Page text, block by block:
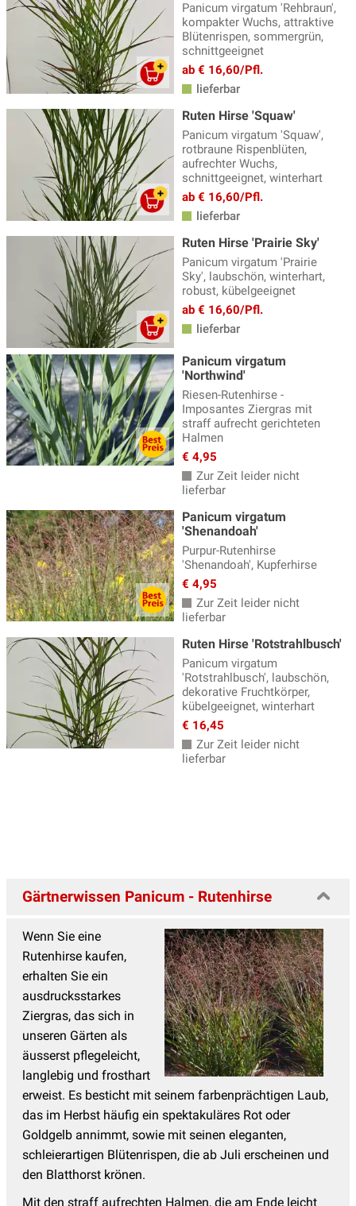
Panicum virgatum 'Rehbraun',
kompakter Wuchs, attraktive
Blütenrispen, sommergrün,
schnittgeeignet
ab € 16,60/Pfl.
lieferbar
Ruten Hirse 'Squaw'
Panicum virgatum 'Squaw',
rotbraune Rispenblüten,
aufrechter Wuchs,
schnittgeeignet, winterhart
ab € 16,60/Pfl.
lieferbar
Ruten Hirse 'Prairie Sky'
Panicum virgatum 'Prairie
Sky', laubschön, winterhart,
robust, kübelgeeignet
ab € 16,60/Pfl.
lieferbar
Panicum virgatum
'Northwind'
Riesen-Rutenhirse -
Imposantes Ziergras mit
straff aufrecht gerichteten
Halmen
€ 4,95
Zur Zeit leider nicht
lieferbar
Panicum virgatum
'Shenandoah'
Purpur-Rutenhirse
'Shenandoah', Kupferhirse
€ 4,95
Zur Zeit leider nicht
lieferbar
Ruten Hirse 'Rotstrahlbusch'
Panicum virgatum
'Rotstrahlbusch', laubschön,
dekorative Fruchtkörper,
kübelgeeignet, winterhart
€ 16,45
Zur Zeit leider nicht
lieferbar
Gärtnerwissen Panicum - Rutenhirse
Wenn Sie eine
Rutenhirse kaufen,
erhalten Sie ein
ausdrucksstarkes
Ziergras, das sich in
unseren Gärten als
äusserst pflegeleicht,
langlebig und frosthart
erweist. Es besticht mit seinem farbenprächtigen Laub,
das im Herbst häufig ein spektakuläres Rot oder
Goldgelb annimmt, sowie mit seinen eleganten,
schleierartigen Blütenrispen, die ab Juli erscheinen und
den Blatthorst krönen.
Mit den straff aufrechten Halmen, die am Ende leicht